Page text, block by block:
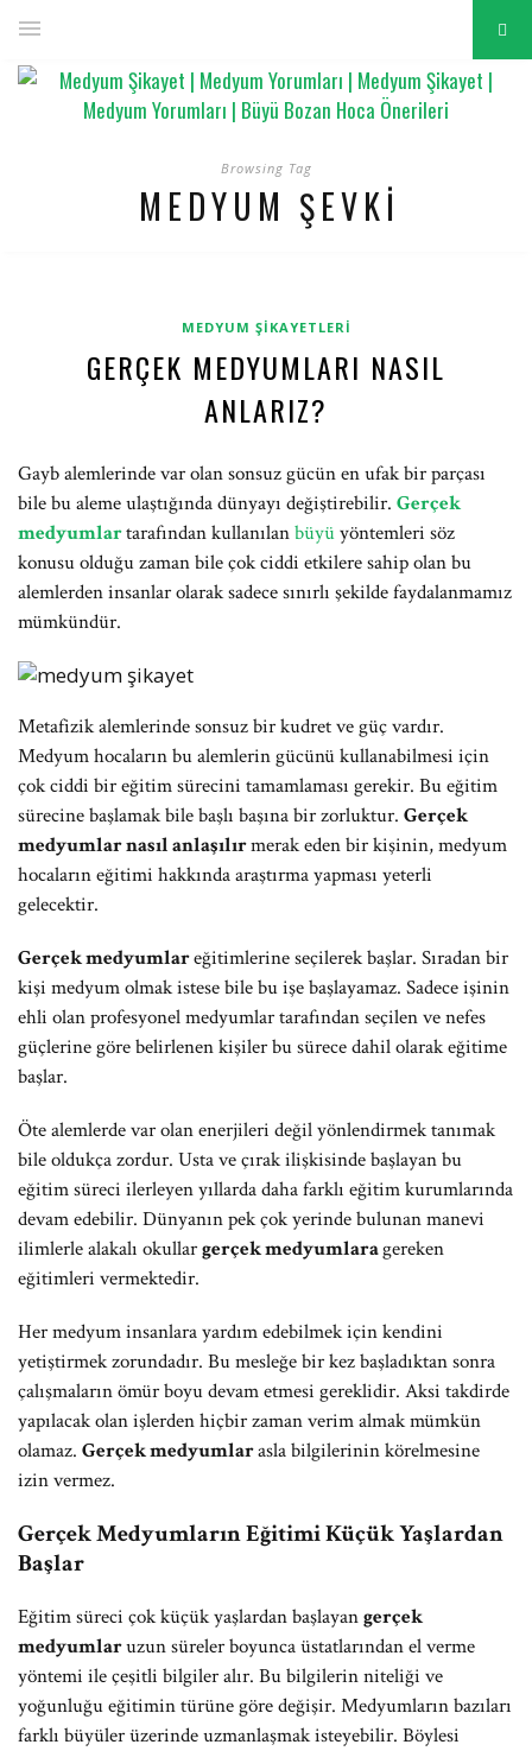
Browsing Tag
MEDYUM ŞEVKI
MEDYUM ŞIKAYETLERI
GERÇEK MEDYUMLARI NASIL
ANLARIZ?
Gayb alemlerinde var olan sonsuz gücün en ufak bir parçası
bile bu aleme ulaştığında dünyayı değiştirebilir. Gerçek
medyumlartarafından kullanılanbüyüyöntemleri söz
konusu olduğu zaman bile çok ciddi etkilere sahip olan bu
alemlerden insanlar olarak sadece sınırlı şekilde faydalanmamız
mümkündür.
Metafizik alemlerinde sonsuz bir kudret ve güç vardır.
Medyum hocaların bu alemlerin gücünü kullanabilmesi için
çok ciddi bir eğitim sürecini tamamlaması gerekir. Bu eğitim
sürecine başlamak bile başlı başına bir zorluktur. Gerçek
medyumlar nasıl anlaşılırmerak eden bir kişinin, medyum
hocaların eğitimi hakkında araştırma yapması yeterli
gelecektir.
Gerçek medyumlareğitimlerine seçilerek başlar. Sıradan bir
kişi medyum olmak istese bile bu işe başlayamaz. Sadece işinin
ehli olan profesyonel medyumlar tarafından seçilen ve nefes
güçlerine göre belirlenen kişiler bu sürece dahil olarak eğitime
başlar.
Öte alemlerde var olan enerjileri değil yönlendirmek tanımak
bile oldukça zordur. Usta ve çırak ilişkisinde başlayan bu
eğitim süreci ilerleyen yıllarda daha farklı eğitim kurumlarında
devam edebilir. Dünyanın pek çok yerinde bulunan manevi
ilimlerle alakalı okullargerçek medyumlaragereken
eğitimleri vermektedir.
Her medyum insanlara yardım edebilmek için kendini
yetiştirmek zorundadır. Bu mesleğe bir kez başladıktan sonra
çalışmaların ömür boyu devam etmesi gereklidir. Aksi takdirde
yapılacak olan işlerden hiçbir zaman verim almak mümkün
olamaz. Gerçek medyumlarasla bilgilerinin körelmesine
izin vermez.
Gerçek Medyumların Eğitimi Küçük Yaşlardan
Başlar
Eğitim süreci çok küçük yaşlardan başlayangerçek
medyumlaruzun süreler boyunca üstatlarından el verme
yöntemi ile çeşitli bilgiler alır. Bu bilgilerin niteliği ve
yoğunluğu eğitimin türüne göre değişir. Medyumların bazıları
farklı büyüler üzerinde uzmanlaşmak isteyebilir. Böylesi